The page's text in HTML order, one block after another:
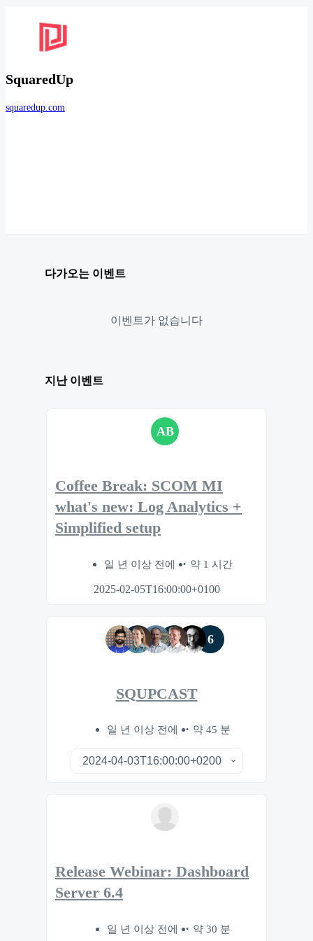
SquaredUp
squaredup.com
다가오는 이벤트
이벤트가 없습니다
지난 이벤트
AB
Coffee Break: SCOM MI
what's new: Log Analytics +
Simplified setup
일 년 이상 전에 약 1 시간
2025-02-05T16:00:00+0100
6
SQUPCAST
일 년 이상 전에 약 45 분
Release Webinar: Dashboard
Server 6.4
일 년 이상 전에 약 30 분